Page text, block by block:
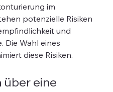
im
potenzielle Risiken
und
Die Wahl eines
diese Risiken.
über eine